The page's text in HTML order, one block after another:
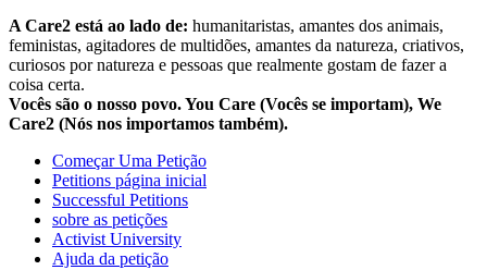
A Care2 está ao lado de: humanitaristas, amantes dos animais,
feministas, agitadores de multidões, amantes da natureza, criativos,
curiosos por natureza e pessoas que realmente gostam de fazer a
coisa certa.
Vocês são o nosso povo. You Care (Vocês se importam), We
Care2 (Nós nos importamos também).
Começar Uma Petição
Petitions página inicial
Successful Petitions
sobre as petições
Activist University
Ajuda da petição